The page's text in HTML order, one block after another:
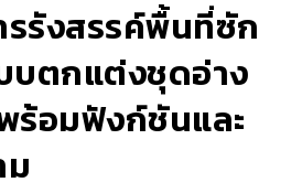
รรังสรรค์พื้นที่ซัก
บตกแต่งชุดอ่าง
ร้อมฟังก์ชันและ